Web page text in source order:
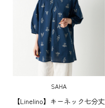
SAHA
【Linelino】キーネック七分丈